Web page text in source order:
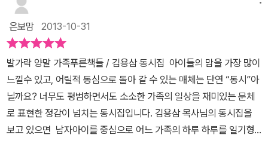
게 되었다. 그리고 이러한 현상은 현대인들의 고독과 불안을 심화시
키는 원인으로 지목되며 갖가지 사회 문제로까지 이어지고 있다. 이
번에 '푸른책들'에서 출간된 김용삼 시인의 『발가락 양말 가족』은 이
렇게 ‘가족의 위기’를 맞이한 이 시대에 우리가 돌아보아야 할 가족의
맨얼굴과 온기를 소박하게 담고 있는 동시집이다. 제3회 푸른문학상
‘새로운 시인상’을 수상하며 동시를 쓰기 시작한 김용삼 시인은 지난
2009년에 출간한 첫 동시집 『아빠가 철들었어요』를 통해 어른과 아
이들 사이에 동심이 가득 찬 동시로 다리를 놓아 아이다움이 가르쳐
은보맘 2013-10-31
발가락 양말 가족푸른책들 / 김용삼 동시집 아이들의 맘을 가장 많이
느낄수 있고, 어릴적 동심으로 돌아 갈 수 있는 매체는 단연 “동시”아
닐까요? 너무도 평범하면서도 소소한 가족의 일상을 재미있는 문체
로 표현한 정감이 넘치는 동시집입니다. 김용삼 목사님의 동시집을
보고 있으면 남자아이를 중심으로 어느 가족의 하루 하루를 일기형